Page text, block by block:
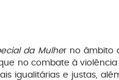
da Mulher no âmbito
no combate à
igualitárias e justas,